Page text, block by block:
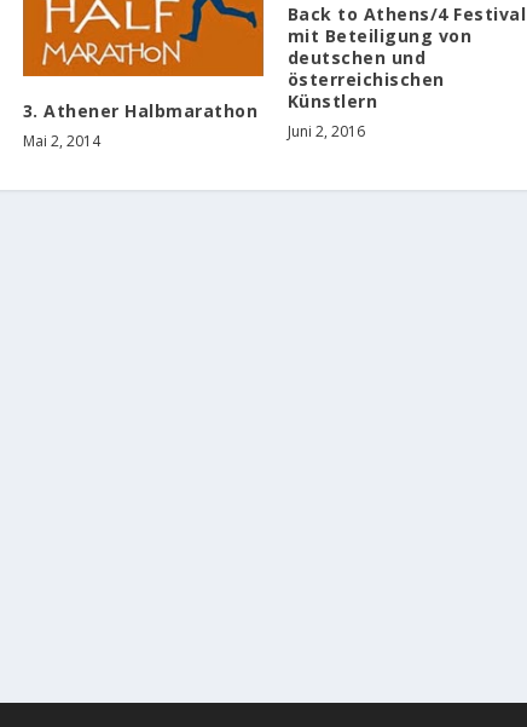
3. Athener Halbmarathon
Mai 2, 2014
Back to Athens/4 Festival
mit Beteiligung von
deutschen und
österreichischen
Künstlern
Juni 2, 2016